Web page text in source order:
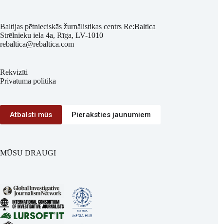
Baltijas pētnieciskās žurnālistikas centrs Re:Baltica
Strēlnieku iela 4a, Rīga, LV-1010
rebaltica@rebaltica.com
Rekvizīti
Privātuma politika
Atbalsti mūs Pieraksties jaunumiem
MŪSU DRAUGI